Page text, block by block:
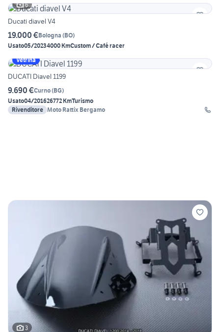
6
Ducati diavel V4
19.000 €Bologna (BO)
Usato05/20234000 KmCustom / Café racer
Vetrina
DUCATI Diavel 1199
9.690 €Curno(BG)
Usato04/201626772 KmTurismo
Rivenditore Moto Rattix Bergamo
3